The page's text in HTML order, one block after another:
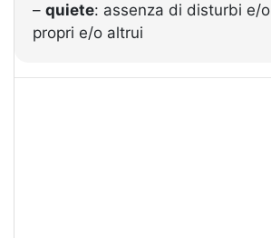
– quiete: assenza di disturbi e/
propri e/o altrui